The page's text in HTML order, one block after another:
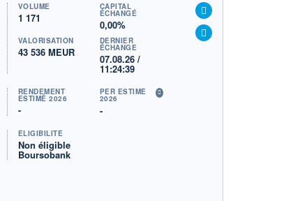
VOLUME
1 171
CAPITAL
ÉCHANGÉ
0,00%
VALORISATION
43 536 MEUR
DERNIER
ÉCHANGE
07.08.26 /
11:24:39
RENDEMENT
ESTIMÉ 2026
-
PER ESTIMÉ
2026
-
ÉLIGIBILITÉ
Non éligible
Boursobank